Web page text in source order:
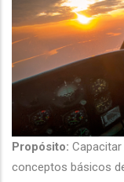
Propósito:
conceptos básicos